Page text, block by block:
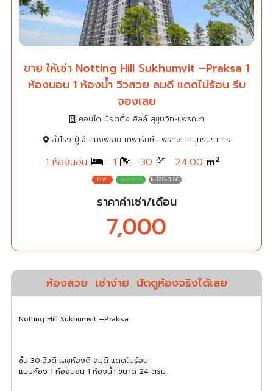
ขาย ให้เช่า Notting Hill Sukhumvit –Praksa 1
ห้องนอน 1 ห้องน้ำ วิวสวย ลมดี แดดไม่ร้อน รีบ
จองเลย
คอนโด น็อตติ้ง ฮิลล์ สุขุมวิท-แพรกษา
สำโรง ปู่เจ้าสมิงพราย เทพารักษ์ แพรกษา สมุทรปราการ
1 ห้องนอน 1 30 24.00 m2
NH20-0180
ราคาค่าเช่า/เดือน
7,000
ห้องสวย เช่าง่าย นัดดูห้องจริงได้เลย
Notting Hill Sukhumvit –Praksa
ชั้น 30 วิวดี เลขห้องดี ลมดี แดดไม่ร้อน
แบบห้อง 1 ห้องนอน 1 ห้องน้ำ ขนาด 24 ตรม.